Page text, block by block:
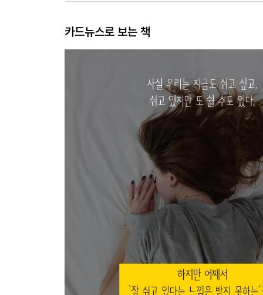
카드뉴스로 보는 책